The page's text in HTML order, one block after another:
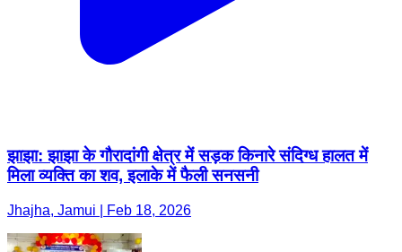
झाझा: झाझा के गौरादांगी क्षेत्र में सड़क किनारे संदिग्ध हालत में
मिला व्यक्ति का शव, इलाके में फैली सनसनी
Jhajha, Jamui | Feb 18, 2026